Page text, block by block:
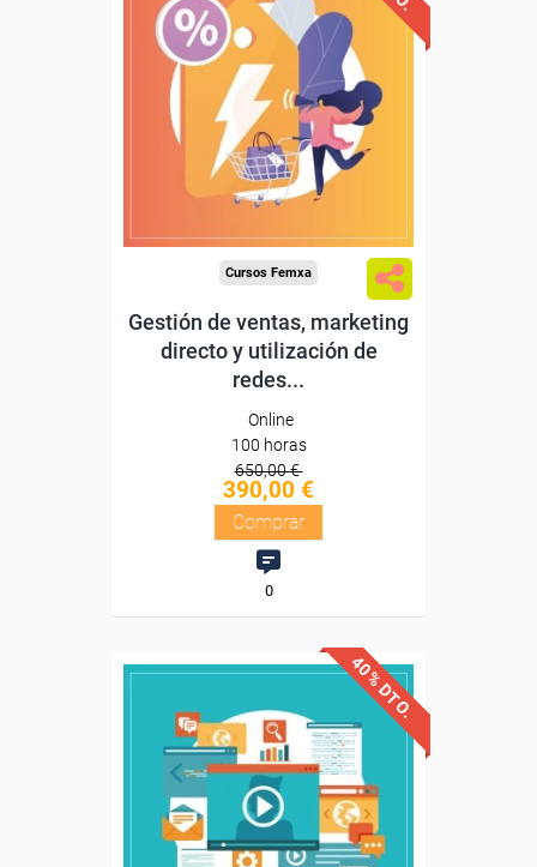
Descuentos especiales
Sin requisitos de acceso
Diploma
Compra segura
Cursos Femxa
Gestión de ventas, marketing
directo y utilización de
redes...
Online
100 horas
650,00 €
390,00 €
Comprar
0
40% DTO.
Descuentos especiales
Sin requisitos de acceso
Diploma